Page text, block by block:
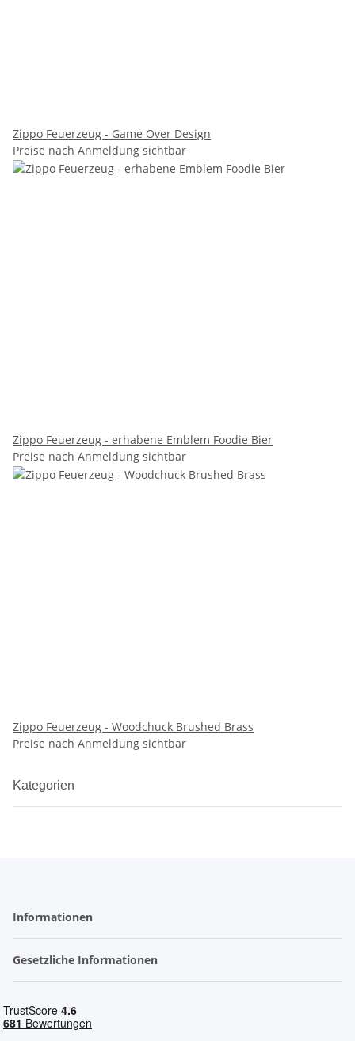
Zippo Feuerzeug - Game Over Design
Preise nach Anmeldung sichtbar
Zippo Feuerzeug - erhabene Emblem Foodie Bier
Preise nach Anmeldung sichtbar
Zippo Feuerzeug - Woodchuck Brushed Brass
Preise nach Anmeldung sichtbar
Kategorien
Informationen
Gesetzliche Informationen